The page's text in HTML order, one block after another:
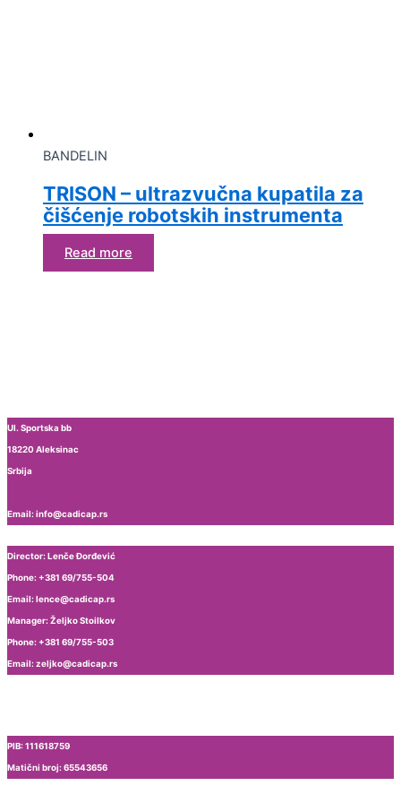
BANDELIN
TRISON – ultrazvučna kupatila za
čišćenje robotskih instrumenta
Read more
Ul. Sportska bb
18220 Aleksinac
Srbija
Email: info@cadicap.rs
Director: Lenče Đorđević
Phone: +381 69/755-504
Email: lence@cadicap.rs
Manager: Željko Stoilkov
Phone: +381 69/755-503
Email: zeljko@cadicap.rs
PIB: 111618759
Matični broj: 65543656